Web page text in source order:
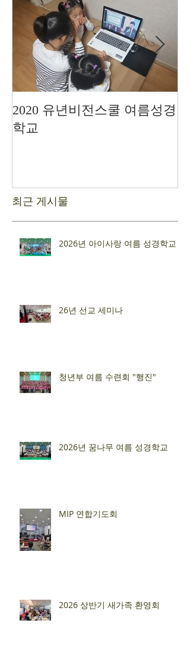
2020 유년비전스쿨 여름성경
학교
최근 게시물
2026년 아이사랑 여름 성경학교
26년 선교 세미나
청년부 여름 수련회 "행진"
2026년 꿈나무 여름 성경학교
MIP 연합기도회
2026 상반기 새가족 환영회